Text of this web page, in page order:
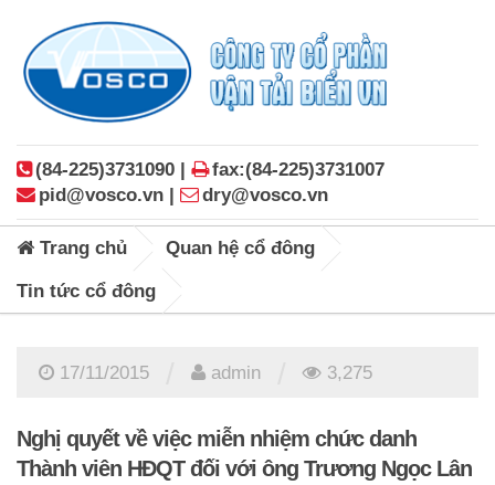
(84-225)3731090 |
fax:(84-225)3731007
pid@vosco.vn |
dry@vosco.vn
Trang chủ Quan hệ cổ đông
Tin tức cổ đông
17/11/2015 admin 3,275
Nghị quyết về việc miễn nhiệm chức danh
Thành viên HĐQT đối với ông Trương Ngọc Lân